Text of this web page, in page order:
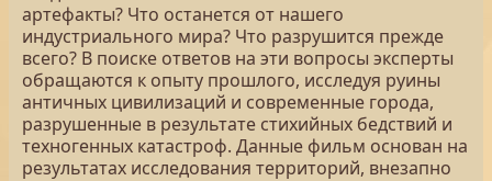
артефакты? Что останется от нашего
индустриального мира? Что разрушится прежде
всего? В поиске ответов на эти вопросы эксперты
обращаются к опыту прошлого, исследуя руины
античных цивилизаций и современные города,
разрушенные в результате стихийных бедствий и
техногенных катастроф. Данные фильм основан на
результатах исследования территорий, внезапно